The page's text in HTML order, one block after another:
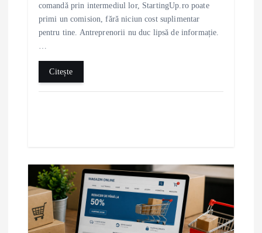
comandă prin intermediul lor, StartingUp.ro poate
primi un comision, fără niciun cost suplimentar
pentru tine. Antreprenorii nu duc lipsă de informație.
…
Citește